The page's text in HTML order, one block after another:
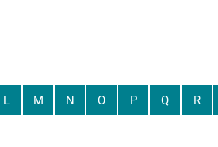
L M N O P Q R